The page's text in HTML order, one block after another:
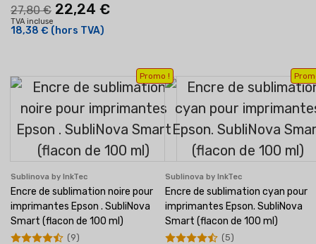
27,80 € 22,24 €
TVA incluse
18,38 € (hors TVA)
Promo !
Sublinova by InkTec
Encre de sublimation noire pour
imprimantes Epson . SubliNova
Smart (flacon de 100 ml)
(9)
Sublinova by InkTec
Encre de sublimation cyan pour
imprimantes Epson. SubliNova
Smart (flacon de 100 ml)
(5)